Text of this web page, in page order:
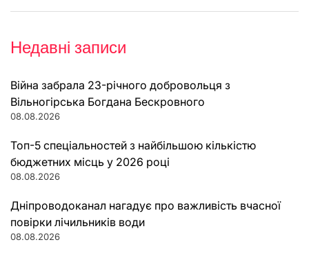
Недавні записи
Війна забрала 23-річного добровольця з
Вільногірська Богдана Бескровного
08.08.2026
Топ-5 спеціальностей з найбільшою кількістю
бюджетних місць у 2026 році
08.08.2026
Дніпроводоканал нагадує про важливість вчасної
повірки лічильників води
08.08.2026